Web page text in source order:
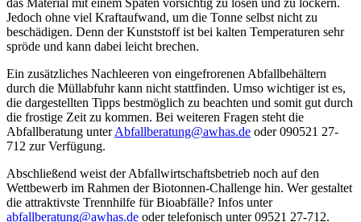
das Material mit einem Spaten vorsichtig zu lösen und zu lockern.
Jedoch ohne viel Kraftaufwand, um die Tonne selbst nicht zu
beschädigen. Denn der Kunststoff ist bei kalten Temperaturen sehr
spröde und kann dabei leicht brechen.
Ein zusätzliches Nachleeren von eingefrorenen Abfallbehältern
durch die Müllabfuhr kann nicht stattfinden. Umso wichtiger ist es,
die dargestellten Tipps bestmöglich zu beachten und somit gut durch
die frostige Zeit zu kommen. Bei weiteren Fragen steht die
Abfallberatung unterAbfallberatung@awhas.de oder 090521 27-
712 zur Verfügung.
Abschließend weist der Abfallwirtschaftsbetrieb noch auf den
Wettbewerb im Rahmen der Biotonnen-Challenge hin. Wer gestaltet
die attraktivste Trennhilfe für Bioabfälle? Infos unter
abfallberatung@awhas.de oder telefonisch unter 09521 27-712.